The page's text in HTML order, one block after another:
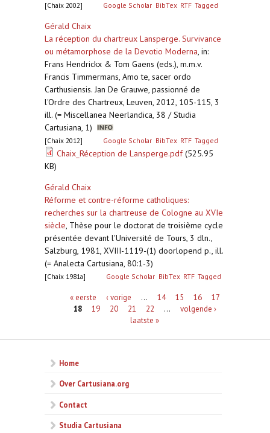
[Chaix 2002] Google Scholar BibTex RTF Tagged
Gérald Chaix
La réception du chartreux Lansperge. Survivance
ou métamorphose de la Devotio Moderna, in:
Frans Hendrickx & Tom Gaens (eds.), m.m.v.
Francis Timmermans, Amo te, sacer ordo
Carthusiensis. Jan De Grauwe, passionné de
l'Ordre des Chartreux, Leuven, 2012, 105-115, 3
ill. (= Miscellanea Neerlandica, 38 / Studia
Cartusiana, 1)
[Chaix 2012] Google Scholar BibTex RTF Tagged
Chaix_Réception de Lansperge.pdf(525.95
KB)
Gérald Chaix
Réforme et contre-réforme catholiques:
recherches sur la chartreuse de Cologne au XVIe
siècle, Thèse pour le doctorat de troisième cycle
présentée devant l'Université de Tours, 3 dln.,
Salzburg, 1981, XVIII-1119-(1) doorlopend p., ill.
(= Analecta Cartusiana, 80:1-3)
[Chaix 1981a] Google Scholar BibTex RTF Tagged
Pagina's« eerste ‹ vorige … 14 15 16
17
18
19 20 21 22 …
volgende ›
laatste »
Home
Over Cartusiana.org
Contact
Studia Cartusiana